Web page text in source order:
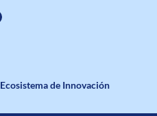
Ecosistema de Innovación